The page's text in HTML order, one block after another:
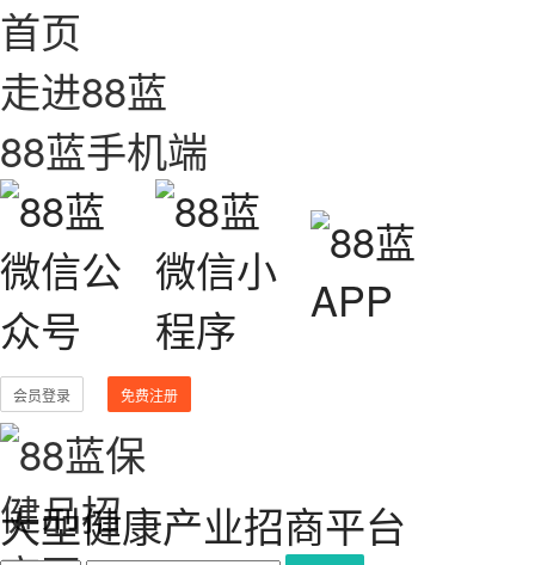
首页
走进88蓝
88蓝手机端
会员登录 免费注册
大型健康产业招商平台